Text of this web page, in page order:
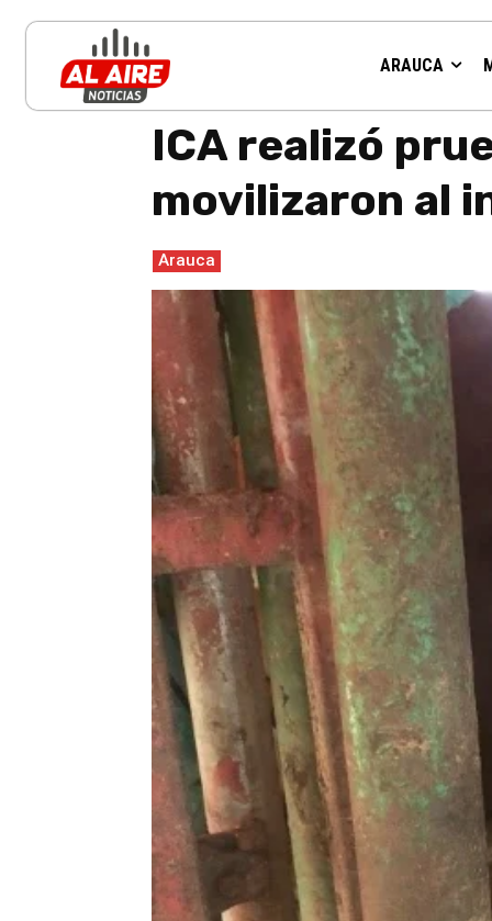
ARAUCA
Inicio
ICA realizó
movilizaron al
Arauca